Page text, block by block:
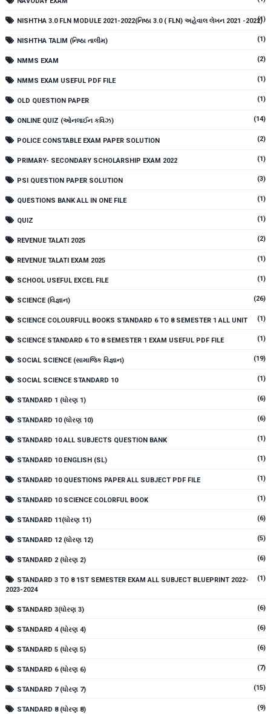
NISHTHA 3.0 FLN MODULE 2021-2022(નિષ્ઠા 3.0 ( FLN) અહેવાલ લેખન 2021 -2022)(1)
NISHTHA TALIM (નિષ્ઠા તાલીમ) (1)
NMMS EXAM (2)
NMMS EXAM USEFUL PDF FILE (1)
OLD QUESTION PAPER (1)
ONLINE QUIZ (ઓનલાઈન કવિઝ) (14)
POLICE CONSTABLE EXAM PAPER SOLUTION (2)
PRIMARY- SECONDARY SCHOLARSHIP EXAM 2022 (1)
PSI QUESTION PAPER SOLUTION (3)
QUESTIONS BANK ALL IN ONE FILE (1)
QUIZ (1)
REVENUE TALATI 2025 (2)
REVENUE TALATI EXAM 2025 (1)
SCHOOL USEFUL EXCEL FILE (1)
SCIENCE (વિજ્ઞાન) (26)
SCIENCE COLOURFULL BOOKS STANDARD 6 TO 8 SEMESTER 1 ALL UNIT (1)
SCIENCE STANDARD 6 TO 8 SEMESTER 1 EXAM USEFUL PDF FILE (1)
SOCIAL SCIENCE (સામાજિક વિજ્ઞાન) (19)
SOCIAL SCIENCE STANDARD 10 (1)
STANDARD 1 (ધોરણ 1) (6)
STANDARD 10 (ધોરણ 10) (6)
STANDARD 10 ALL SUBJECTS QUESTION BANK (1)
STANDARD 10 ENGLISH (SL) (1)
STANDARD 10 QUESTIONS PAPER ALL SUBJECT PDF FILE (1)
STANDARD 10 SCIENCE COLORFUL BOOK (1)
STANDARD 11(ધોરણ 11) (6)
STANDARD 12 (ધોરણ 12) (5)
STANDARD 2 (ધોરણ 2) (6)
STANDARD 3 TO 8 1ST SEMESTER EXAM ALL SUBJECT BLUEPRINT 2022-
2023-2024
(1)
STANDARD 3(ધોરણ 3) (6)
STANDARD 4 (ધોરણ 4) (6)
STANDARD 5 (ધોરણ 5) (6)
STANDARD 6 (ધોરણ 6) (7)
STANDARD 7 (ધોરણ 7) (15)
STANDARD 8 (ધોરણ 8) (9)